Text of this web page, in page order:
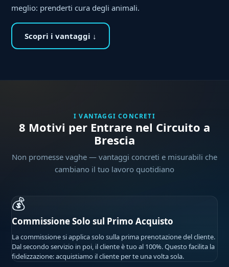
meglio: prenderti cura degli animali.
Scopri i vantaggi ↓
I VANTAGGI CONCRETI
8 Motivi per Entrare nel Circuito a
Brescia
Non promesse vaghe — vantaggi concreti e misurabili che
cambiano il tuo lavoro quotidiano
💰
Commissione Solo sul Primo Acquisto
La commissione si applica solo sulla prima prenotazione del cliente.
Dal secondo servizio in poi, il cliente è tuo al 100%. Questo facilita la
fidelizzazione: acquistiamo il cliente per te una volta sola.